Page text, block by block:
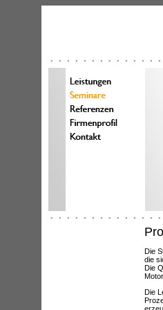
Die
die
Die
Die